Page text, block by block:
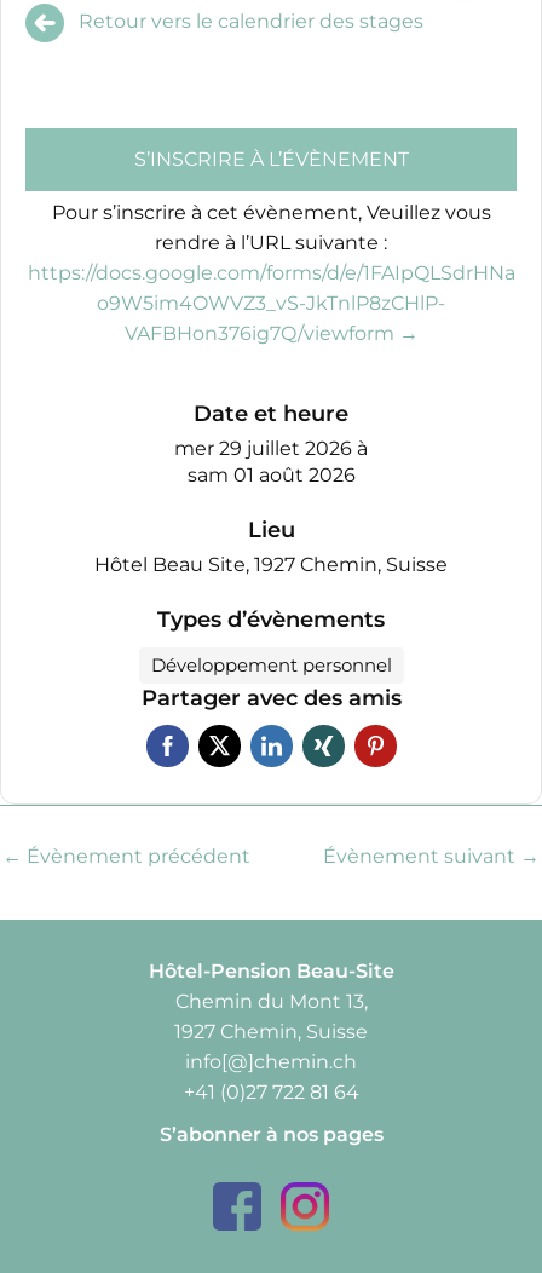
Retour vers le calendrier des stages
S’INSCRIRE À L’ÉVÈNEMENT
Pour s’inscrire à cet évènement, Veuillez vous
rendre à l’URL suivante :
https://docs.google.com/forms/d/e/1FAIpQLSdrHNa
o9W5im4OWVZ3_vS-JkTnlP8zCHlP-
VAFBHon376ig7Q/viewform →
Date et heure
mer 29 juillet 2026 à
sam 01 août 2026
Lieu
Hôtel Beau Site, 1927 Chemin, Suisse
Types d’évènements
Développement personnel
Partager avec des amis
← Évènement précédent Évènement suivant →
Hôtel-Pension Beau-Site
Chemin du Mont 13,
1927 Chemin, Suisse
info[@]chemin.ch
+41 (0)27 722 81 64
S’abonner à nos pages